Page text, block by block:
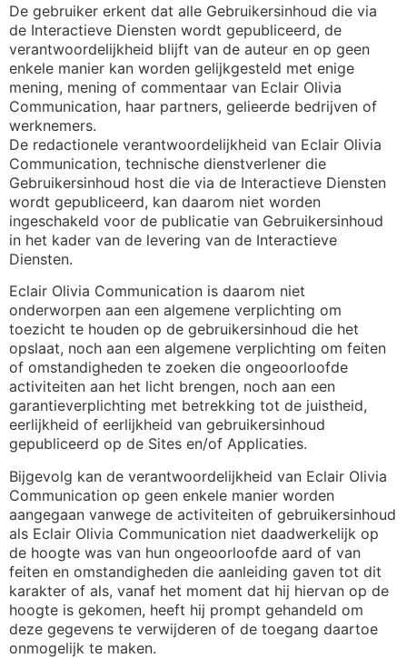
De gebruiker erkent dat alle Gebruikersinhoud die via
de Interactieve Diensten wordt gepubliceerd, de
verantwoordelijkheid blijft van de auteur en op geen
enkele manier kan worden gelijkgesteld met enige
mening, mening of commentaar van Eclair Olivia
Communication, haar partners, gelieerde bedrijven of
werknemers.
De redactionele verantwoordelijkheid van Eclair Olivia
Communication, technische dienstverlener die
Gebruikersinhoud host die via de Interactieve Diensten
wordt gepubliceerd, kan daarom niet worden
ingeschakeld voor de publicatie van Gebruikersinhoud
in het kader van de levering van de Interactieve
Diensten.
Eclair Olivia Communication is daarom niet
onderworpen aan een algemene verplichting om
toezicht te houden op de gebruikersinhoud die het
opslaat, noch aan een algemene verplichting om feiten
of omstandigheden te zoeken die ongeoorloofde
activiteiten aan het licht brengen, noch aan een
garantieverplichting met betrekking tot de juistheid,
eerlijkheid of eerlijkheid van gebruikersinhoud
gepubliceerd op de Sites en/of Applicaties.
Bijgevolg kan de verantwoordelijkheid van Eclair Olivia
Communication op geen enkele manier worden
aangegaan vanwege de activiteiten of gebruikersinhoud
als Eclair Olivia Communication niet daadwerkelijk op
de hoogte was van hun ongeoorloofde aard of van
feiten en omstandigheden die aanleiding gaven tot dit
karakter of als, vanaf het moment dat hij hiervan op de
hoogte is gekomen, heeft hij prompt gehandeld om
deze gegevens te verwijderen of de toegang daartoe
onmogelijk te maken.